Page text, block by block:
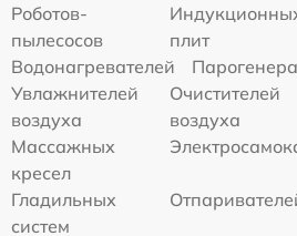
Роботов-
пылесосов
плит
Водонагревателей
Увлажнителей
воздуха
Очистителей
воздуха
Массажных
кресел
Гладильных
систем